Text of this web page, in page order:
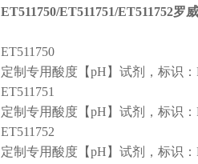
ET511750/ET511751/ET511752罗
ET511750
定制专用酸度【pH】试剂，标识
ET511751
定制专用酸度【pH】试剂，标识
ET511752
定制专用酸度【pH】试剂，标识